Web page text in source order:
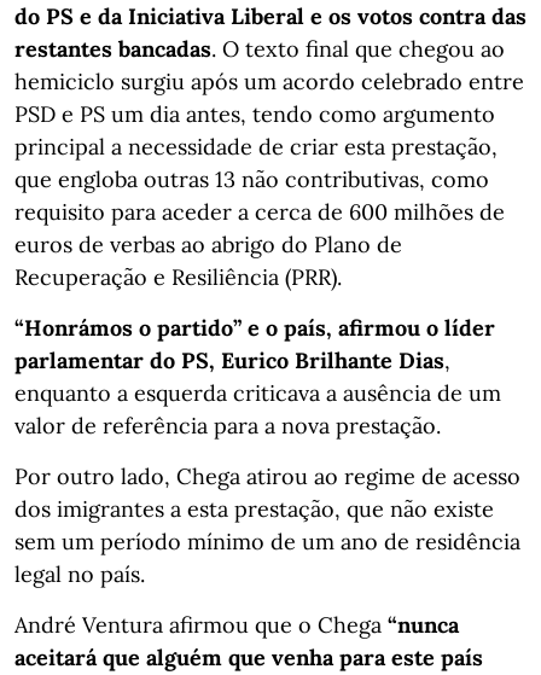
do PS e da Iniciativa Liberal e os votos contra das
restantes bancadas. O texto final que chegou ao
hemiciclo surgiu após um acordo celebrado entre
PSD e PS um dia antes, tendo como argumento
principal a necessidade de criar esta prestação,
que engloba outras 13 não contributivas, como
requisito para aceder a cerca de 600 milhões de
euros de verbas ao abrigo do Plano de
Recuperação e Resiliência (PRR).
“Honrámos o partido” e o país, afirmou o líder
parlamentar do PS, Eurico Brilhante Dias,
enquanto a esquerda criticava a ausência de um
valor de referência para a nova prestação.
Por outro lado, Chega atirou ao regime de acesso
dos imigrantes a esta prestação, que não existe
sem um período mínimo de um ano de residência
legal no país.
André Ventura afirmou que o Chega “nunca
aceitará que alguém que venha para este país